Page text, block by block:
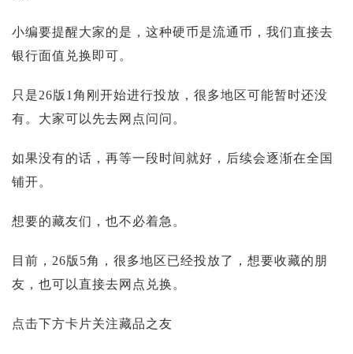
小编要提醒大家的是，这种硬币是流通币，我们直接去
银行面值兑换即可。
只是26版1角刚开始进行投放，很多地区可能暂时还没
有。大家可以先去网点问问。
如果没有的话，再等一段时间就好，后续会逐渐在全国
铺开。
想要的藏友们，也不必着急。
目前，26版5角，很多地区已经投放了，想要收藏的朋
友，也可以直接去网点兑换。
点击下方卡片关注藏品之友